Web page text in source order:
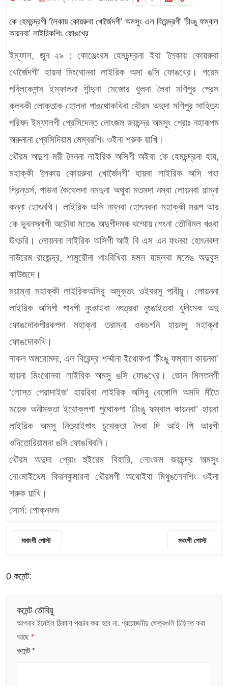
কে হেমচন্দ্রগী ‘লৈকায় কোয়রুবা খোর্জৈদগী’ অমসুং এল বিরেন্দ্রগী ‘চীংঙু ফম্বাল
কায়নবা’ লাইরিকশিং ফোঙখ্রে
ইম্ফাল, জুন ২৯ : কোঞ্জেংবম হেমচন্দ্রনা ইবা ‘লৈকায় কোয়রুবা
খোর্জৈদগী’ হায়না মিংথোনবা লাইরিক অমা ঙসি ফোঙখ্রে। পরেম
পব্লিকেশন্স ইম্ফালনা শীন্দুনা মেজোর খুলদা লৈবা মণিপুর প্রেস
ক্লবকী লোক্তাক হোলদা পাঙথোকখিবা থৌরম অদুদা মণিপুর সাহিত্য
পরিষদ ইম্ফালগী প্রেসিদেন্ত লোংজম জয়চন্দ্র অমসুং প্রোঃ নহাকপম
অরুনানা প্রেসিদিয়াম মেম্বরশিং ওইনা শরুক য়াখি।
থৌরম অদুগা মরী লৈননা লাইরিক অসিগী অইবা কে হেমচন্দ্রনা হায়,
মহাক্কী ‘লৈকায় কোয়রুবা খোর্জৈদগী’ হায়বা লাইরিক অসি পদ্মা
প্রিন্তর্স, পাউনা কৈথেলদা নমদুনা অথুবা মতমদা নম্বা লোয়নবা য়াম্না
কন্না হোৎনখি। লাইরিক অসি নম্নবা হোৎনবদা মহাক্কী মরূপ আর
কে ভুবনস্নাগী অচৌবা মতেঙ অদুগীদমক থম্মোয় শেংনা তৌবিমল খঙবা
ঊৎচরি। লোয়ননা লাইরিক অসিগী আই বি এস এন ফংনবা হোৎনবদা
নাউরেম রাজেন্দ্র, শামুরৌনা পাংবিখিবা মমল য়াম্লবা মতেঙ অদুবুস
কাউজদে।
ময়াম্না মহাক্কী লাইরিকঅসিবু অমুক্তং ওইবরসু পাবীয়ু। লোয়ননা
লাইরিক অসিগী পাবগী নুংঙাইবা নৎত্রবা নুংঙাইতবা খুদীংমক অদু
ফোঙদোকপীরকপদা মহাক্না তরাম্না ওকচগনি হায়নসু মহাক্না
ফোঙদোকখি।
নাকল অমরোমদা, এল বিরেন্দ্র শর্ম্মানা ইথোকপা ‘চীংঙু ফম্বাল কায়নবা’
হায়না মিংথোনবা লাইরিক অমসু ঙসি ফোঙখ্রে। জোন মিলতনগী
‘লোস্ত পেরাদাইজ’ হায়রিবা লাইরিক অসিবু বেঙ্গোলি অমদি মীতৈ
ময়েক অনীমক্তা ইথোক্লগা পুথোকপা ‘চীংঙু ফম্বাল কায়নবা’ হায়বা
লাইরিক অমসু নিত্যাইপাৎ চুথেক্তা লৈবা দি আই পি আরগী
ওদিতোরিয়ামদা ঙসি ফোঙখিবনি।
থৌরম অদুদা প্রোঃ হুইরেম বিহারি, লোংজম জয়চন্দ্র অমসুং
নোংমাইথেম কিরনকুমারনা থৌরমগী অথোইবা মিথুঙলেনশিং ওইনা
শরুক য়াখি।
সোর্স: পোক্নফম
মমাংগী পোস্ট মথংগী পোস্ট
0 কমেন্ট:
কমেন্ট তৌবিয়ু
আপনার ইমেইল ঠিকানা প্রচার করা হবে না. প্রয়োজনীয় ক্ষেত্রগুলি চিহ্নিত করা
আছে *
কমেন্ট *